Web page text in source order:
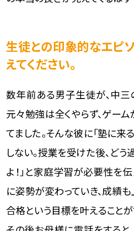
れの塾の特徴や雰囲気を100
まずは１度足を運んでいただ
の本当の良さが見えてくるはずで
生徒との印象的なエピ
えてください。
数年前ある男子生徒が、中三
元々勉強は全くやらず、ゲー
てました。そんな彼に「塾に
しない。授業を受けた後、どう